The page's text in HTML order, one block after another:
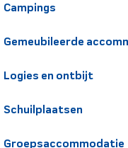
Campings
Gemeubileerde
Logies en ontbijt
Schuilplaatsen
Groepsaccommodatie